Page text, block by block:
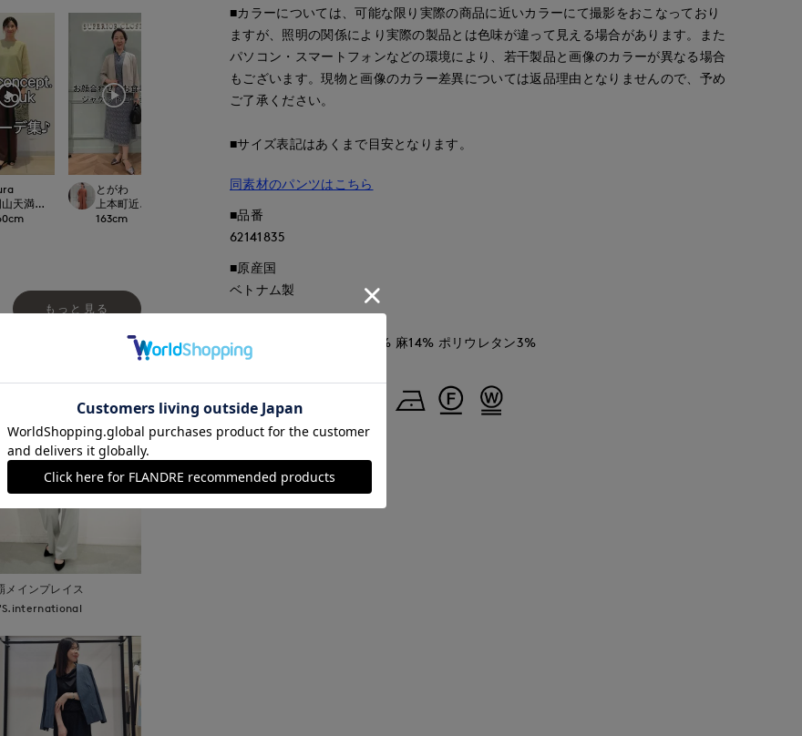
山天満屋7-IDconcept.
cm
とがわ
上本町近鉄SUPERIORCLOSET
163cm
とがわ
cm
ナオミ
もっと見る
メインプレイス
■カラーについては、可能な限り実際の商品に近いカラーにて撮影をおこなっており
ますが、照明の関係により実際の製品とは色味が違って見える場合があります。また
パソコン・スマートフォンなどの環境により、若干製品と画像のカラーが異なる場合
もございます。現物と画像のカラー差異については返品理由となりませんので、予め
ご了承ください。
■サイズ表記はあくまで目安となります。
同素材のパンツはこちら
■品番
62141835
■原産国
ベトナム製
レーヨン54% ナイロン29% 麻14% ポリウレタン3%
取り扱いについて